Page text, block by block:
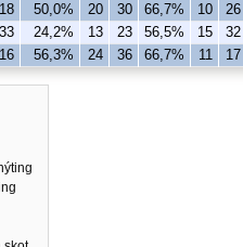
18 50,0% 20 30 66,7% 10 26
33 24,2% 13 23 56,5% 15 32
16 56,3% 24 36 66,7% 11 17